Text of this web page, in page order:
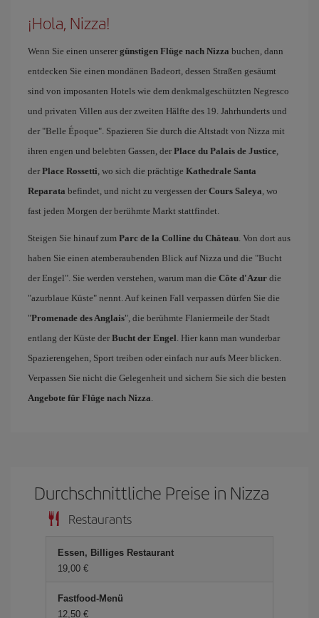
¡Hola, Nizza!
Wenn Sie einen unserer günstigen Flüge nach Nizza buchen, dann
entdecken Sie einen mondänen Badeort, dessen Straßen gesäumt
sind von imposanten Hotels wie dem denkmalgeschützten Negresco
und privaten Villen aus der zweiten Hälfte des 19. Jahrhunderts und
der "Belle Époque". Spazieren Sie durch die Altstadt von Nizza mit
ihren engen und belebten Gassen, der Place du Palais de Justice,
der Place Rossetti, wo sich die prächtige Kathedrale Santa
Reparata befindet, und nicht zu vergessen der Cours Saleya, wo
fast jeden Morgen der berühmte Markt stattfindet.
Steigen Sie hinauf zum Parc de la Colline du Château. Von dort aus
haben Sie einen atemberaubenden Blick auf Nizza und die "Bucht
der Engel". Sie werden verstehen, warum man die Côte d'Azur die
"azurblaue Küste" nennt. Auf keinen Fall verpassen dürfen Sie die
"Promenade des Anglais", die berühmte Flaniermeile der Stadt
entlang der Küste der Bucht der Engel. Hier kann man wunderbar
Spazierengehen, Sport treiben oder einfach nur aufs Meer blicken.
Verpassen Sie nicht die Gelegenheit und sichern Sie sich die besten
Angebote für Flüge nach Nizza.
Durchschnittliche Preise in Nizza
Restaurants
Essen, Billiges Restaurant
19,00 €
Fastfood-Menü
12,50 €